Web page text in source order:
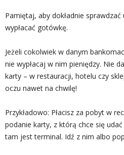
Pamiętaj, aby dokładnie
wypłacać gotówkę.
Jeżeli cokolwiek w danym
nie wypłacaj w nim pieniędzy. Nie
karty – w restauracji, hotelu czy
oczu nawet na chwilę!
Przykładowo: Płacisz za pobyt w
podanie karty, z którą chce się
tam jest terminal. Idź z nim albo